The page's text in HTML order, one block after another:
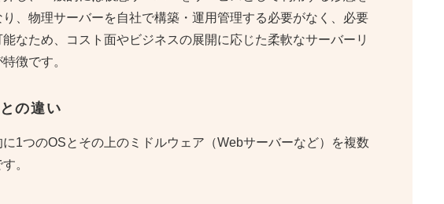
、物理サーバーを自社で構築・運用管理する必要がなく、必要
なため、コスト面やビジネスの展開に応じた柔軟なサーバーリ
徴です。
の違い
1つのOSとその上のミドルウェア（Webサーバーなど）を複数
。